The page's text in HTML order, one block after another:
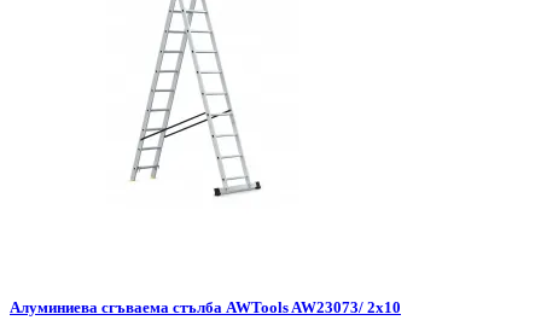
Алуминиева сгъваема стълба AWTools AW23073/ 2x10